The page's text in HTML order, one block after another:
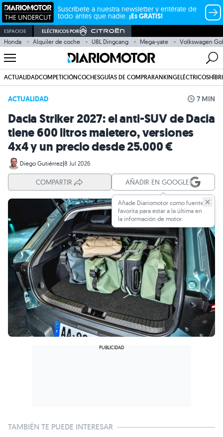
Suscríbete a nuestra newsletter y entérate de
todo antes que nadie. ¡Es GRATIS!
ESPACIOS ELÉCTRICOS POR
Honda Alquiler de coche U8L Dingcang Mega-yate Volkswagen
ACTUALIDADCOMPETICIÓNCOCHESGUÍAS DE COMPRARANKINGELÉCTRICOS
ACTUALIDAD 7 MIN
Dacia Striker 2027: el anti-SUV de Dacia
tiene 600 litros maletero, versiones
4x4 y un precio desde 25.000 €
Diego Gutiérrez|8 Jul 2026
COMPARTIR AÑADIR EN GOOGLE
Añade Diariomotor como fuente
favorita para estar a la última en
la información de motor.
TAMBIÉN TE PUEDE INTERESAR